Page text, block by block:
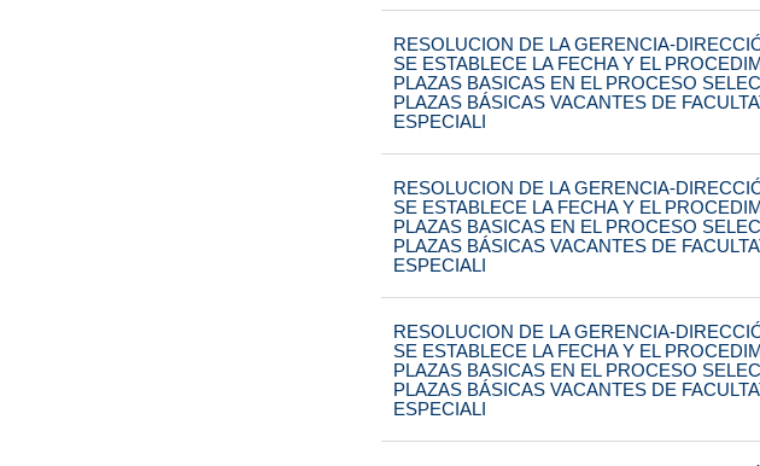
RESOLUCION DE LA GERENCIA-
SE ESTABLECE LA FECHA Y EL
PLAZAS BASICAS EN EL PROCESO
PLAZAS BÁSICAS VACANTES DE
ESPECIALI
RESOLUCION DE LA GERENCIA-
SE ESTABLECE LA FECHA Y EL
PLAZAS BASICAS EN EL PROCESO
PLAZAS BÁSICAS VACANTES DE
ESPECIALI
RESOLUCION DE LA GERENCIA-
SE ESTABLECE LA FECHA Y EL
PLAZAS BASICAS EN EL PROCESO
PLAZAS BÁSICAS VACANTES DE
ESPECIALI